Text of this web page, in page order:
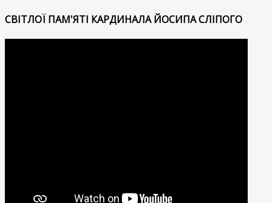
СВІТЛОЇ ПАМ'ЯТІ КАРДИНАЛА ЙОСИПА СЛІПОГО